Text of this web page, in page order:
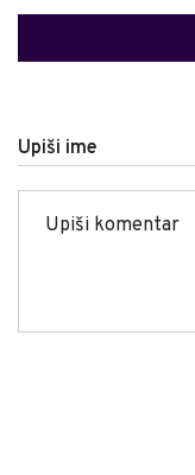
Upiši ime